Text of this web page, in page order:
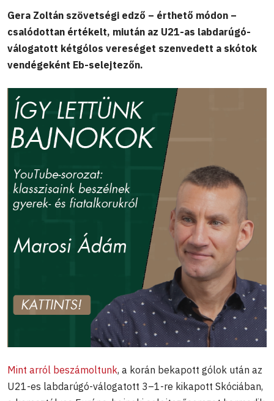
Gera Zoltán szövetségi edző – érthető módon –
csalódottan értékelt, miután az U21-as labdarúgó-
válogatott kétgólos vereséget szenvedett a skótok
vendégeként Eb-selejtezőn.
Mint arról beszámoltunk, a korán bekapott gólok után az
U21-es labdarúgó-válogatott 3–1-re kikapott Skóciában,